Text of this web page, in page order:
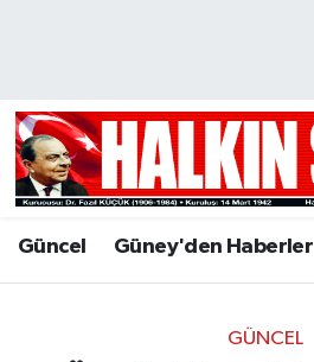
Güncel Güney'den Haberler
GÜNCEL
Hava Durumu
Trafik Durumu